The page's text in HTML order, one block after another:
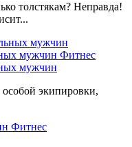
толстякам? Неправда!
мужчин Фитнес
мужчин
экипировки,
Фитнес